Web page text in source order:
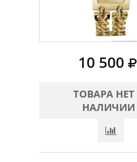
10 500
ТОВАРА НЕТ
НАЛИЧИИ